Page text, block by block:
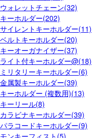
ウォレットチェーン(32)
キーホルダー(202)
サイレントキーホルダー(11)
ベルトキーホルダー(20)
キーオーガナイザー(37)
ライト付キーホルダー@(18)
ミリタリーキーホルダー(6)
金属製キーホルダー(39)
キーホルダー (複数用)(13)
キーリール(8)
カラビナキーホルダー(39)
パラコードキーホルダー(9)
モンキーフィスト(5)